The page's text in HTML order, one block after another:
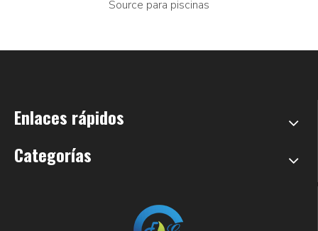
Source para piscinas
Enlaces rápidos
Categorías